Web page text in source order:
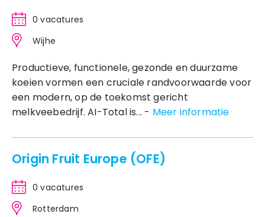
0 vacatures
Wijhe
Productieve, functionele, gezonde en duurzame
koeien vormen een cruciale randvoorwaarde voor
een modern, op de toekomst gericht
melkveebedrijf. AI-Total is... - Meer informatie
Origin Fruit Europe (OFE)
0 vacatures
Rotterdam